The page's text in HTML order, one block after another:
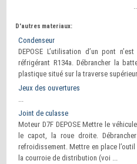
D'autres materiaux:
Condenseur
DEPOSE L’utilisation d’un pont
réfrigérant R134a. Débrancher la
plastique situé sur la traverse
Jeux des ouvertures
...
Joint de culasse
Moteur D7F DEPOSE Mettre le
le capot, la roue droite.
refroidissement. Mettre en place
la courroie de distribution (voi ...